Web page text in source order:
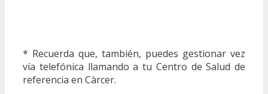
* Recuerda que, también, puedes gestionar vez
vía telefónica llamando a tu Centro de Salud de
referencia en Càrcer.